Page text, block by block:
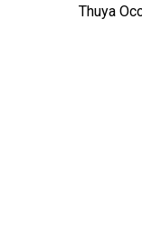
Thuya